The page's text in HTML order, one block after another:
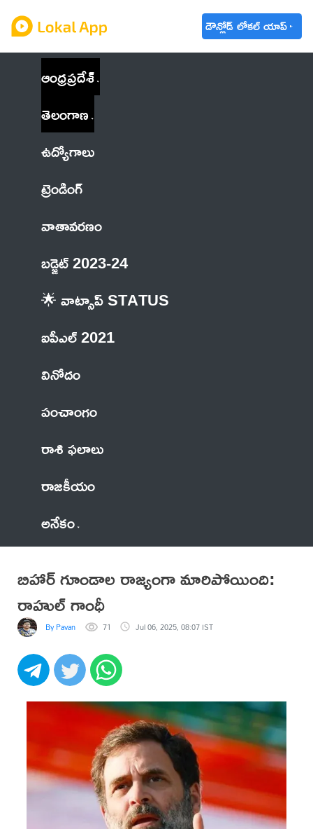
డౌన్లోడ్ లోకల్ యాప్
ఆంధ్రప్రదేశ్
తెలంగాణ
ఉద్యోగాలు
ట్రెండింగ్
వాతావరణం
బడ్జెట్ 2023-24
🌟 వాట్సాప్ STATUS
ఐపీఎల్ 2021
వినోదం
పంచాంగం
రాశి ఫలాలు
రాజకీయం
అనేకం
బిహార్‌ గూండాల రాజ్యంగా మారిపోయింది:
రాహుల్‌ గాంధీ
By Pavan 71 Jul 06, 2025, 08:07 IST